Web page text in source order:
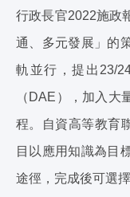
行政長官2022施政
通、多元發展」的
軌並行，提出23/
（DAE），加入大
程。自資高等教育
目以應用知識為目
途徑，完成後可選